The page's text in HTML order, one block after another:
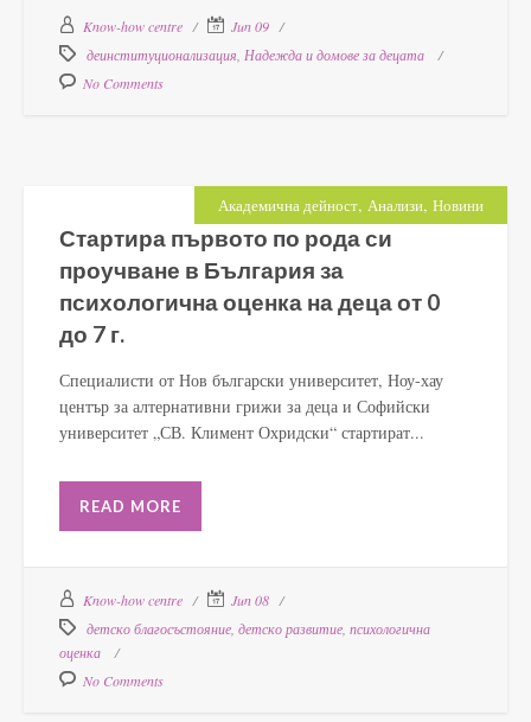
Know-how centre
Jun 09
деинституционализация Надежда и домове за децата
No Comments
Академична дейност, Анализи, Новини
Стартира първото по рода си
проучване в България за
психологична оценка на деца от 0
до 7 г.
Специалисти от Нов български университет, Ноу-хау
център за алтернативни грижи за деца и Софийски
университет „СВ. Климент Охридски“ стартират...
READ MORE
Know-how centre
Jun 08
детско благосъстояние детско развитие психологична
оценка
No Comments